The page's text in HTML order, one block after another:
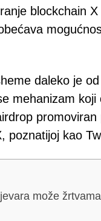
blockchain
daleko je
mehanizam
poznatijoj kao
može